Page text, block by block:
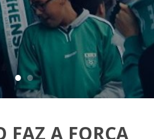
FAZ A FORÇA